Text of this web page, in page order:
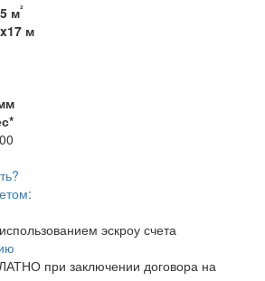
м²
м
эскроу счета
при заключении договора на